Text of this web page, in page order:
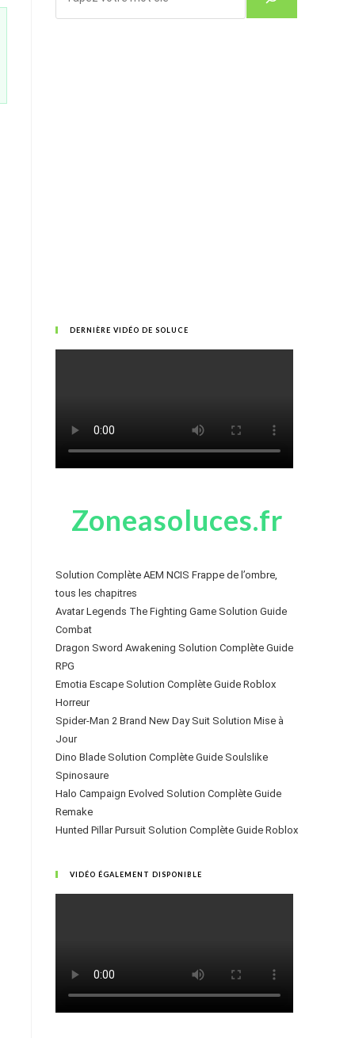
DERNIÈRE VIDÉO DE SOLUCE
Zoneasoluces.fr
Solution Complète AEM NCIS Frappe de l’ombre,
tous les chapitres
Avatar Legends The Fighting Game Solution Guide
Combat
Dragon Sword Awakening Solution Complète Guide
RPG
Emotia Escape Solution Complète Guide Roblox
Horreur
Spider-Man 2 Brand New Day Suit Solution Mise à
Jour
Dino Blade Solution Complète Guide Soulslike
Spinosaure
Halo Campaign Evolved Solution Complète Guide
Remake
Hunted Pillar Pursuit Solution Complète Guide Roblox
VIDÉO ÉGALEMENT DISPONIBLE